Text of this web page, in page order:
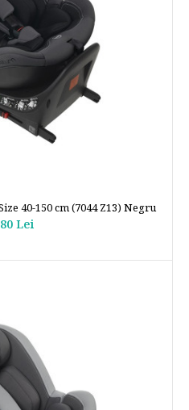
40-150 cm (7044 Z13) Negru
Lei